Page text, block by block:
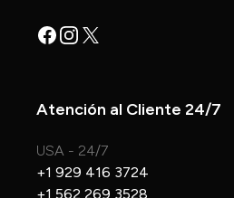
Facebook
Instagram
X
Atención al Cliente 24/7
USA - 24/7
+1 929 416 3724
+1 562 269 3528